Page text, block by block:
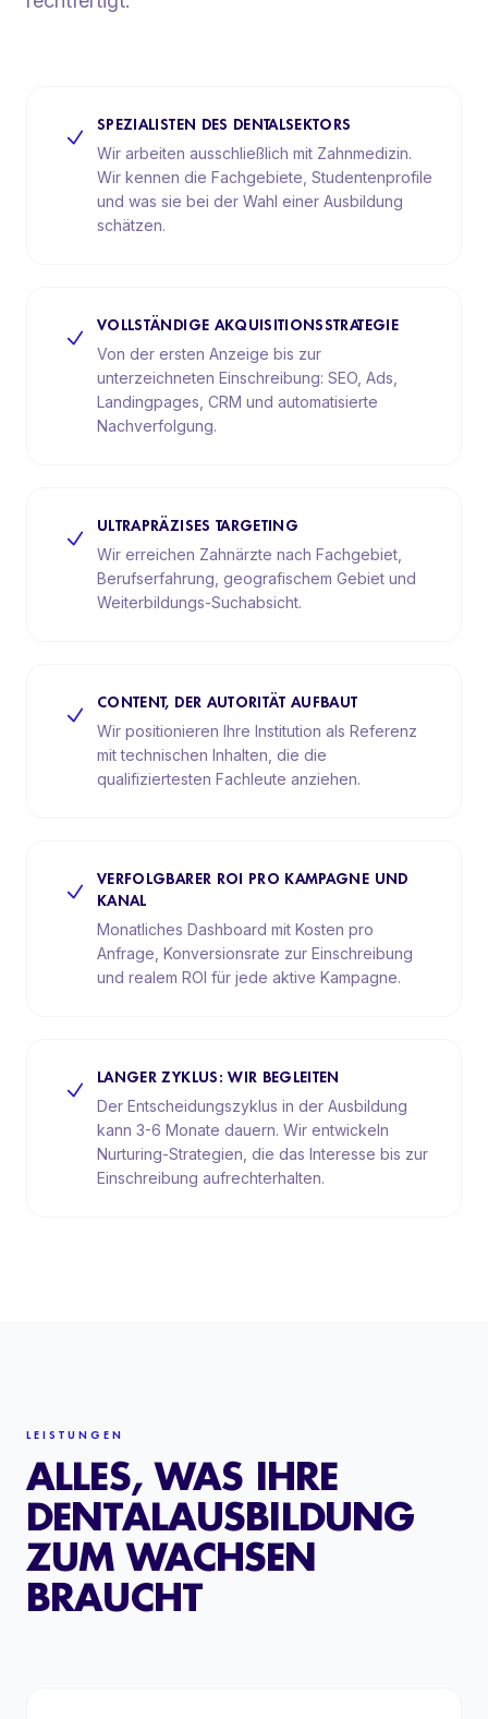
SPEZIALISTEN DES DENTALSEKTORS
Wir arbeiten ausschließlich mit Zahnmedizin.
Wir kennen die Fachgebiete, Studentenprofile
und was sie bei der Wahl einer Ausbildung
schätzen.
VOLLSTÄNDIGE AKQUISITIONSSTRATEGIE
Von der ersten Anzeige bis zur
unterzeichneten Einschreibung: SEO, Ads,
Landingpages, CRM und automatisierte
Nachverfolgung.
ULTRAPRÄZISES TARGETING
Wir erreichen Zahnärzte nach Fachgebiet,
Berufserfahrung, geografischem Gebiet und
Weiterbildungs-Suchabsicht.
CONTENT, DER AUTORITÄT AUFBAUT
Wir positionieren Ihre Institution als Referenz
mit technischen Inhalten, die die
qualifiziertesten Fachleute anziehen.
VERFOLGBARER ROI PRO KAMPAGNE UND
KANAL
Monatliches Dashboard mit Kosten pro
Anfrage, Konversionsrate zur Einschreibung
und realem ROI für jede aktive Kampagne.
LANGER ZYKLUS: WIR BEGLEITEN
Der Entscheidungszyklus in der Ausbildung
kann 3-6 Monate dauern. Wir entwickeln
Nurturing-Strategien, die das Interesse bis zur
Einschreibung aufrechterhalten.
LEISTUNGEN
ALLES, WAS IHRE
DENTALAUSBILDUNG
ZUM WACHSEN
BRAUCHT